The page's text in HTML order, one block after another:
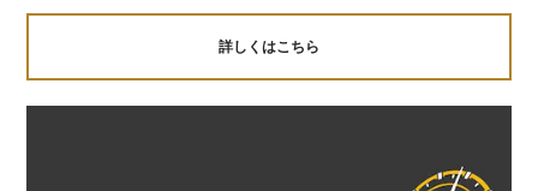
詳しくはこちら